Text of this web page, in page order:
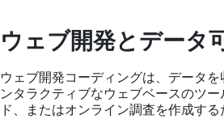
ウェブ開発とデータ
ウェブ開発コーディングは、データ
ンタラクティブなウェブベースのツ
ド、またはオンライン調査を作成す